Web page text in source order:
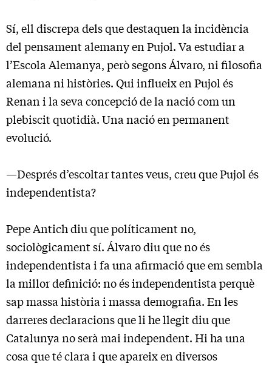
Sí, ell discrepa dels que destaquen la incidència
del pensament alemany en Pujol. Va estudiar a
l’Escola Alemanya, però segons Álvaro, ni filosofia
alemana ni històries. Qui influeix en Pujol és
Renan i la seva concepció de la nació com un
plebiscit quotidià. Una nació en permanent
evolució.
—Després d’escoltar tantes veus, creu que Pujol és
independentista?
Pepe Antich diu que políticament no,
sociològicament sí. Álvaro diu que no és
independentista i fa una afirmació que em sembla
la millor definició: no és independentista perquè
sap massa història i massa demografia. En les
darreres declaracions que li he llegit diu que
Catalunya no serà mai independent. Hi ha una
cosa que té clara i que apareix en diversos